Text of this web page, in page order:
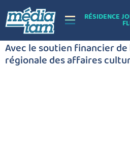
RÉSIDENCE
Avec le soutien financier
régionale des affaires